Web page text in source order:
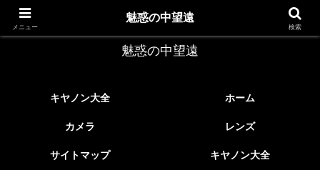
レトロなEFレンズ
魅惑の中望遠
キヤノン大全 ホーム
カメラ レンズ
サイトマップ キヤノン大全
メニュー
魅惑の中望遠
検索